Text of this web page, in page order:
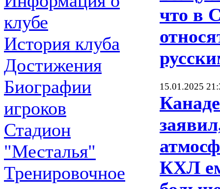
клубе
История клуба
Достижения
Биографии
игроков
Стадион
"Месталья"
Тренировочное
что в
15.01.2025
КХЛ